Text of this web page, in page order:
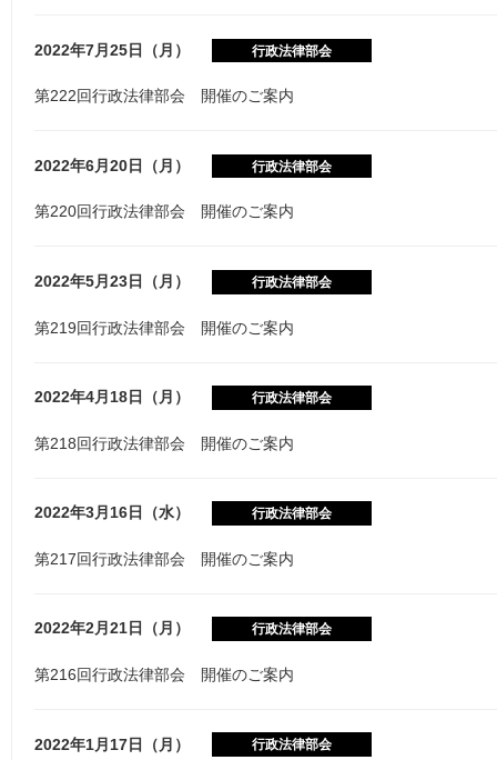
2022年7月25日（月） 行政法律部会
第222回行政法律部会 開催のご案内
2022年6月20日（月） 行政法律部会
第220回行政法律部会 開催のご案内
2022年5月23日（月） 行政法律部会
第219回行政法律部会 開催のご案内
2022年4月18日（月） 行政法律部会
第218回行政法律部会 開催のご案内
2022年3月16日（水） 行政法律部会
第217回行政法律部会 開催のご案内
2022年2月21日（月） 行政法律部会
第216回行政法律部会 開催のご案内
2022年1月17日（月） 行政法律部会